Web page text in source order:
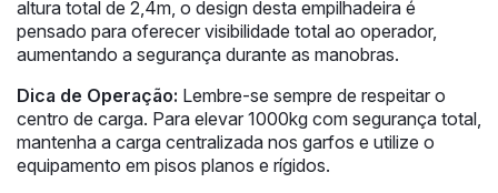
altura total de 2,4m, o design desta empilhadeira é
pensado para oferecer visibilidade total ao operador,
aumentando a segurança durante as manobras.
Dica de Operação: Lembre-se sempre de respeitar o
centro de carga. Para elevar 1000kg com segurança total,
mantenha a carga centralizada nos garfos e utilize o
equipamento em pisos planos e rígidos.